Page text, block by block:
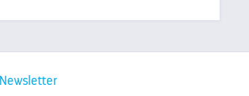
Newsletter